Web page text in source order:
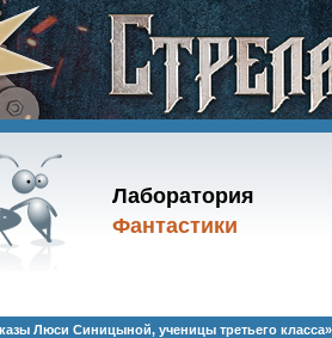
Лаборатория
Фантастики
Люси Синицыной, ученицы третьего класса»